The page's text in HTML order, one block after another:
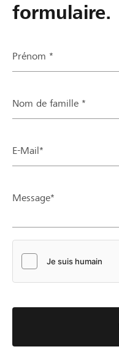
formulaire.
Prénom *
Nom de famille *
E-Mail*
Message*